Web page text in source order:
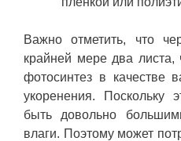
Важно отметить, что
крайней мере два
фотосинтез в качестве
укоренения. Поскольку
быть довольно
влаги. Поэтому может